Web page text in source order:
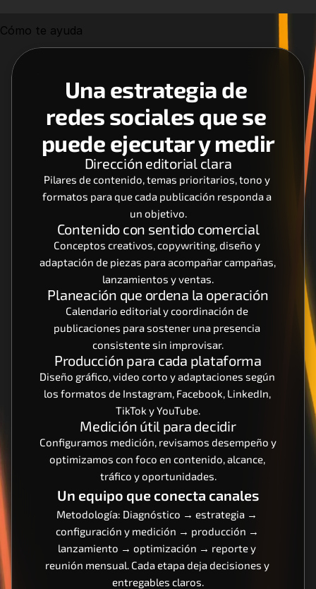
Cómo te ayuda
Una estrategia de
redes sociales que se
puede ejecutar y medir
Dirección editorial clara
Pilares de contenido, temas prioritarios, tono y
formatos para que cada publicación responda a
un objetivo.
Contenido con sentido comercial
Conceptos creativos, copywriting, diseño y
adaptación de piezas para acompañar campañas,
lanzamientos y ventas.
Planeación que ordena la operación
Calendario editorial y coordinación de
publicaciones para sostener una presencia
consistente sin improvisar.
Producción para cada plataforma
Diseño gráfico, video corto y adaptaciones según
los formatos de Instagram, Facebook, LinkedIn,
TikTok y YouTube.
Medición útil para decidir
Configuramos medición, revisamos desempeño y
optimizamos con foco en contenido, alcance,
tráfico y oportunidades.
Un equipo que conecta canales
Metodología: Diagnóstico → estrategia →
configuración y medición → producción →
lanzamiento → optimización → reporte y
reunión mensual. Cada etapa deja decisiones y
entregables claros.